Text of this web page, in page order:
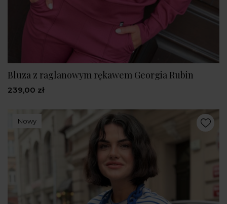
Bluza z raglanowym rękawem Georgia Rubin
239,00 zł
Nowy